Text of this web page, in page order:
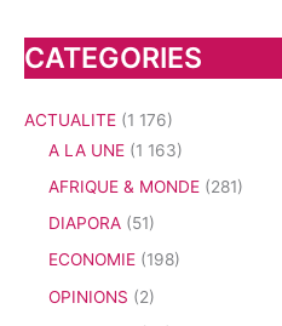
CATEGORIES
ACTUALITE (1 176)
A LA UNE (1 163)
AFRIQUE & MONDE (281)
DIAPORA (51)
ECONOMIE (198)
OPINIONS (2)